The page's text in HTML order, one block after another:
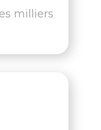
milliers